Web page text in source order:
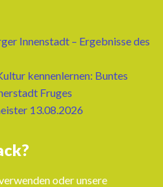
Innenstadt – Ergebnisse des
kennenlernen: Buntes
Fruges
13.08.2026
oder unsere